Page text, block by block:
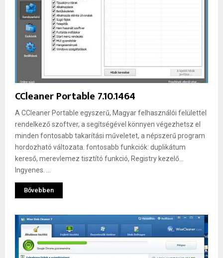
CCleaner Portable 7.10.1464
A CCleaner Portable egyszerű, Magyar felhasználói felülettel
rendelkező szoftver, a segítségével könnyen végezhetsz el
minden fontosabb takarítási műveletet, a népszerű program
hordozható változata. fontosabb funkciók: duplikátum
kereső, merevlemez tisztító funkció, Registry kezelő...
Ingyenes. ...
Bővebben